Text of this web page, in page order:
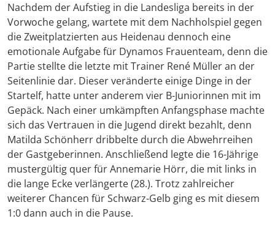
Nachdem der Aufstieg in die Landesliga bereits in der
Vorwoche gelang, wartete mit dem Nachholspiel gegen
die Zweitplatzierten aus Heidenau dennoch eine
emotionale Aufgabe für Dynamos Frauenteam, denn die
Partie stellte die letzte mit Trainer René Müller an der
Seitenlinie dar. Dieser veränderte einige Dinge in der
Startelf, hatte unter anderem vier B-Juniorinnen mit im
Gepäck. Nach einer umkämpften Anfangsphase machte
sich das Vertrauen in die Jugend direkt bezahlt, denn
Matilda Schönherr dribbelte durch die Abwehrreihen
der Gastgeberinnen. Anschließend legte die 16-Jährige
mustergültig quer für Annemarie Hörr, die mit links in
die lange Ecke verlängerte (28.). Trotz zahlreicher
weiterer Chancen für Schwarz-Gelb ging es mit diesem
1:0 dann auch in die Pause.